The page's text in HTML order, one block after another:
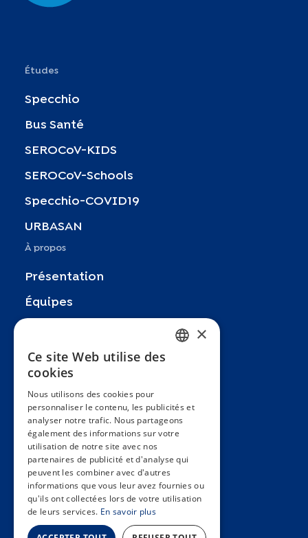
Études
Specchio
Bus Santé
SEROCoV-KIDS
SEROCoV-Schools
Specchio-COVID19
URBASAN
À propos
Présentation
Équipes
Recherches
Zoom In
FAQ
Contact
Hôpitaux Universitaires Genève
Université de Genève
FRENCH
SPANISH
GERMAN
ITALIAN
PORTUGUESE
×
Ce site Web utilise des
cookies
Nous utilisons des cookies pour
personnaliser le contenu, les publicités et
analyser notre trafic. Nous partageons
également des informations sur votre
utilisation de notre site avec nos
partenaires de publicité et d'analyse qui
peuvent les combiner avec d'autres
informations que vous leur avez fournies ou
qu'ils ont collectées lors de votre utilisation
de leurs services. En savoir plus